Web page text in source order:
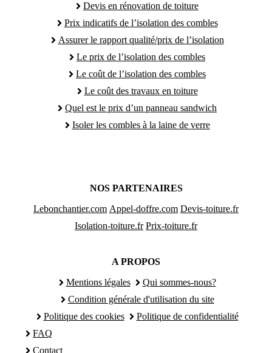
Devis en rénovation de toiture
Prix indicatifs de l’isolation des combles
Assurer le rapport qualité/prix de l’isolation
Le prix de l’isolation des combles
Le coût de l’isolation des combles
Le coût des travaux en toiture
Quel est le prix d’un panneau sandwich
Isoler les combles à la laine de verre
NOS PARTENAIRES
Lebonchantier.com Appel-doffre.com Devis-toiture.fr
Isolation-toiture.fr Prix-toiture.fr
A PROPOS
Mentions légales
Qui sommes-nous?
Condition générale d'utilisation du site
Politique des cookies
Politique de confidentialité
FAQ
Contact